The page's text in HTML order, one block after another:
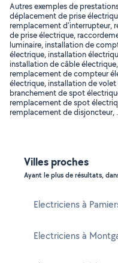
Autres exemples de
déplacement de prise
remplacement d'interrupteur,
de prise électrique,
luminaire, installation de
électrique, installation
installation de câble
remplacement de compteur
électrique, installation de
branchement de spot
remplacement de spot
remplacement de disjoncteur,
Villes proches
Ayant le plus de résultats,
Electriciens à
Electriciens à